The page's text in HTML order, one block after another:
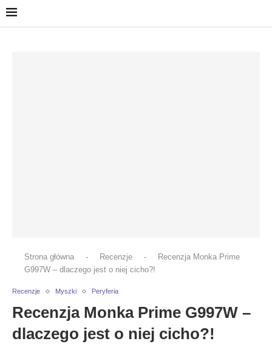
Strona główna - Recenzje -
Recenzja Monka Prime
G997W – dlaczego jest o niej cicho?!
Recenzje Myszki Peryferia
Recenzja Monka Prime G997W –
dlaczego jest o niej cicho?!